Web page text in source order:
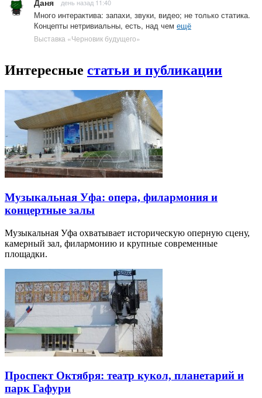
Даня день назад 11:40
Много интерактива: запахи, звуки, видео; не только статика.
Концепты нетривиальны, есть, над чем ещё
Выставка «Черновик будущего»
Интересные статьи и публикации
Музыкальная Уфа: опера, филармония и
концертные залы
Музыкальная Уфа охватывает историческую оперную сцену,
камерный зал, филармонию и крупные современные
площадки.
Проспект Октября: театр кукол, планетарий и
парк Гафури